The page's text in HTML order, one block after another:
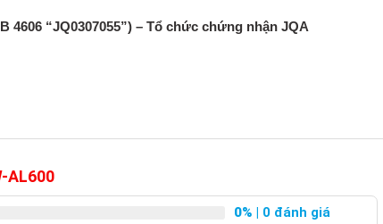
“JQ0307055”) – Tổ chức chứng nhận JQA
AL600
0% | 0 đánh giá